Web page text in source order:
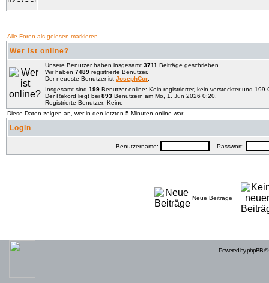
Alle Foren als gelesen markieren
Wer ist online?
Unsere Benutzer haben insgesamt 3711 Beiträge geschrieben.
Wir haben 7489 registrierte Benutzer.
Der neueste Benutzer ist JosephCor
Insgesamt sind 199 Benutzer online: Kein registrierter, kein versteckter und
Der Rekord liegt bei 893 Benutzern am Mo, 1. Jun 2026 0:20.
Registrierte Benutzer: Keine
Diese Daten zeigen an, wer in den letzten 5 Minuten online war.
Login
Benutzername: Passwort:
Neue Beiträge
Powered byphpBB©